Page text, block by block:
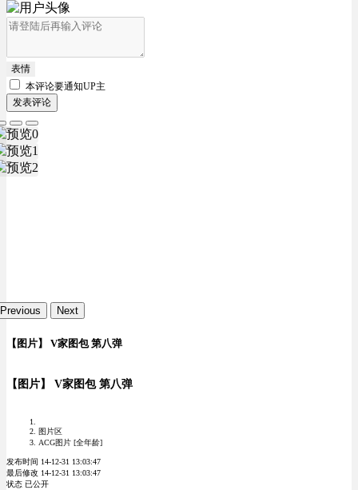
表情
本评论要通知UP主
发表评论
Previous Next
【图片】 V家图包 第八弹
【图片】 V家图包 第八弹
图片区
ACG图片 [全年龄]
发布时间 14-12-31 13:03:47
最后修改 14-12-31 13:03:47
状态 已公开